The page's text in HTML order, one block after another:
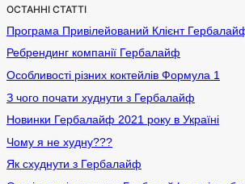
ОСТАННІ СТАТТІ
Програма Привілейований Клієнт
Ребрендинг компанії Гербалайф
Особливості різних коктейлів Формула 1
З чого почати худнути з Гербалайф
Новинки Гербалайф 2021 року в Україні
Чому я не худну???
Як схуднути з Гербалайф